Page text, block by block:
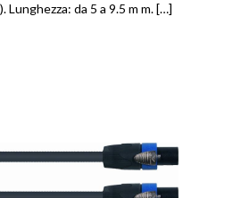
Lunghezza: da 5 a 9.5 m m. […]